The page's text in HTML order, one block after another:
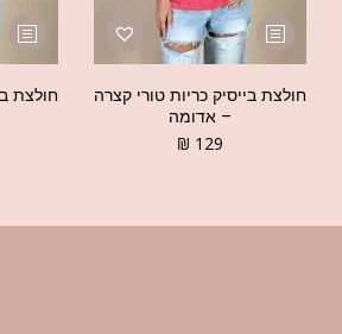
חולצת בייסיק כריות טורי קצרה
– אדומה
₪ 129
חולצת